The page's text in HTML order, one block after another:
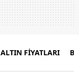
ALTIN FİYATLARI